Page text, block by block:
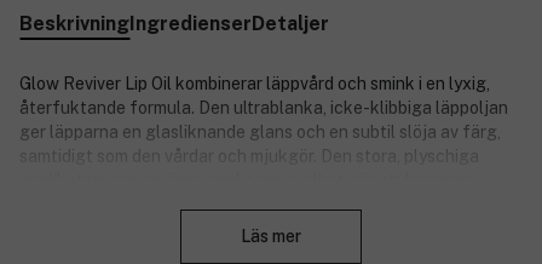
BeskrivningIngredienserDetaljer
Glow Reviver Lip Oil kombinerar läppvård och smink i en lyxig,
återfuktande formula. Den ultrablanka, icke-klibbiga läppoljan
ger läpparna en glasliknande glans och en subtil slöja av färg,
samtidigt som den vårdar och mjukgör. Den stora, plyschiga
för en fräsch lyster eller över läppstift för extra glans. Perfekt
Läs mer